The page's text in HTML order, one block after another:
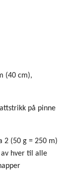
(40 cm),
på pinne
2 (50 g = 250 m)
av hver til alle